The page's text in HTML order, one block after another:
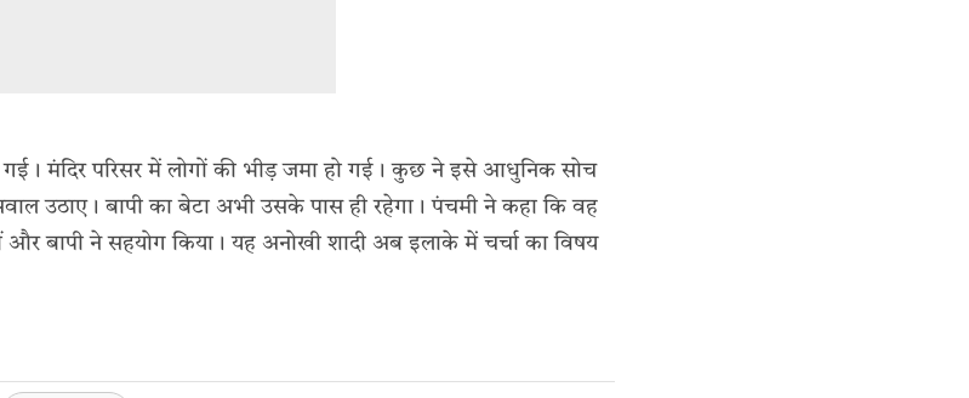
मंदिर परिसर में लोगों की भीड़ जमा हो गई। कुछ ने इसे आधुनिक सोच
उठाए। बापी का बेटा अभी उसके पास ही रहेगा। पंचमी ने कहा कि वह
बापी ने सहयोग किया। यह अनोखी शादी अब इलाके में चर्चा का विषय